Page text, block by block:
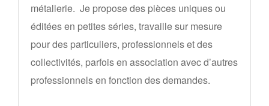
métallerie. Je propose des pièces uniques ou
éditées en petites séries, travaille sur mesure
pour des particuliers, professionnels et des
collectivités, parfois en association avec d’autres
professionnels en fonction des demandes.